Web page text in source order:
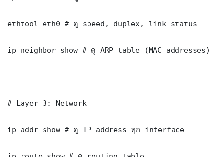
ethtool eth0 # ดู speed, duplex, link status
ip neighbor show # ดู ARP table (MAC addresses)
# Layer 3: Network
ip addr show # ดู IP address ทุก interface